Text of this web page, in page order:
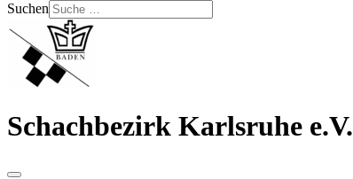
Suchen
Schachbezirk Karlsruhe e.V.